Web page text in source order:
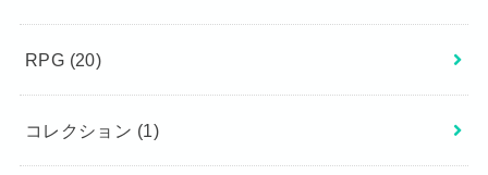
RPG (20)
コレクション (1)